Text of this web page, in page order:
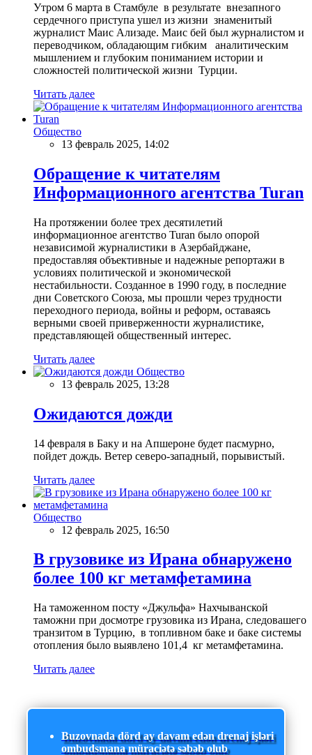
Утром 6 марта в Стамбуле в результате внезапного
сердечного приступа ушел из жизни знаменитый
журналист Маис Ализаде. Маис бей был журналистом и
переводчиком, обладающим гибким аналитическим
мышлением и глубоким пониманием истории и
сложностей политической жизни Турции.
Читать далее
Общество
13 февраль 2025, 14:02
Обращение к читателям
Информационного агентства Turan
На протяжении более трех десятилетий
информационное агентство Turan было опорой
независимой журналистики в Азербайджане,
предоставляя объективные и надежные репортажи в
условиях политической и экономической
нестабильности. Созданное в 1990 году, в последние
дни Советского Союза, мы прошли через трудности
переходного периода, войны и реформ, оставаясь
верными своей приверженности журналистике,
представляющей общественный интерес.
Читать далее
Общество
13 февраль 2025, 13:28
Ожидаются дожди
14 февраля в Баку и на Апшероне будет пасмурно,
пойдет дождь. Ветер северо-западный, порывистый.
Читать далее
Общество
12 февраль 2025, 16:50
В грузовике из Ирана обнаружено
более 100 кг метамфетамина
На таможенном посту «Джульфа» Нахчыванской
таможни при досмотре грузовика из Ирана, следовашего
транзитом в Турцию, в топливном баке и баке системы
отопления было выявлено 101,4 кг метамфетамина.
Читать далее
Buzovnada dörd ay davam edən drenaj işləri
ombudsmana müraciətə səbəb olub